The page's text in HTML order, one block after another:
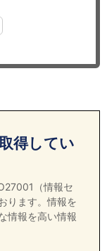
得してい
（情報セ
ります。情報を
情報を高い情報